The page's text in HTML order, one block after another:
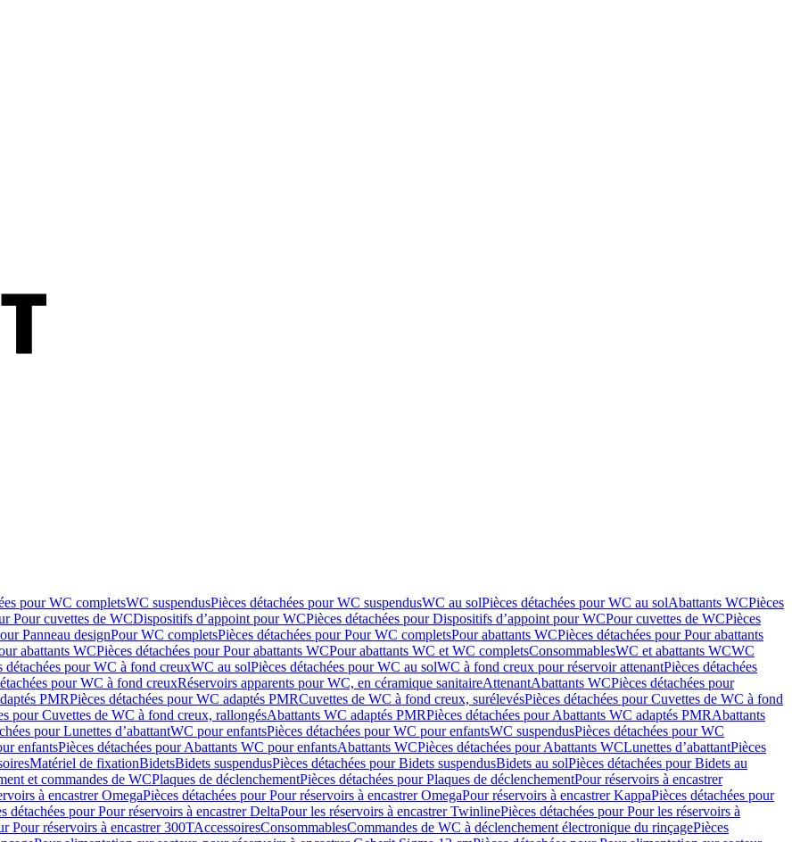
pour WC completsWC suspendusPièces détachées pour WC suspendusWC au solPièces détachées pour WC au solAbattants WCPièces
Pour cuvettes de WCDispositifs d’appoint pour WCPièces détachées pour Dispositifs d’appoint pour WCPour cuvettes de WCPièces
Panneau designPour WC completsPièces détachées pour Pour WC completsPour abattants WCPièces détachées pour Pour abattants
abattants WCPièces détachées pour Pour abattants WCPour abattants WC et WC completsConsommablesWC et abattants WCWC
détachées pour WC à fond creuxWC au solPièces détachées pour WC au solWC à fond creux pour réservoir attenantPièces détachées
pour WC à fond creuxRéservoirs apparents pour WC, en céramique sanitaireAttenantAbattants WCPièces détachées pour
PMRPièces détachées pour WC adaptés PMRCuvettes de WC à fond creux, surélevésPièces détachées pour Cuvettes de WC à fond
pour Cuvettes de WC à fond creux, rallongésAbattants WC adaptés PMRPièces détachées pour Abattants WC adaptés PMRAbattants
pour Lunettes d’abattantWC pour enfantsPièces détachées pour WC pour enfantsWC suspendusPièces détachées pour WC
enfantsPièces détachées pour Abattants WC pour enfantsAbattants WCPièces détachées pour Abattants WCLunettes d’abattantPièces
Matériel de fixationBidetsBidets suspendusPièces détachées pour Bidets suspendusBidets au solPièces détachées pour Bidets au
et commandes de WCPlaques de déclenchementPièces détachées pour Plaques de déclenchementPour réservoirs à encastrer
à encastrer OmegaPièces détachées pour Pour réservoirs à encastrer OmegaPour réservoirs à encastrer KappaPièces détachées pour
détachées pour Pour réservoirs à encastrer DeltaPour les réservoirs à encastrer TwinlinePièces détachées pour Pour les réservoirs à
Pour réservoirs à encastrer 300TAccessoiresConsommablesCommandes de WC à déclenchement électronique du rinçagePièces